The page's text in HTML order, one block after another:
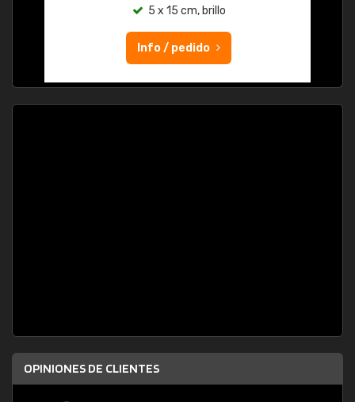
5 x 15 cm, brillo
Info / pedido
OPINIONES DE CLIENTES